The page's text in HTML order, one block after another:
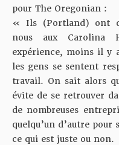
pour The Oregonian :
« Ils (Portland) ont
nous aux Carolina
expérience, moins il y
les gens se sentent
travail. On sait alors
évite de se retrouver
de nombreuses
quelqu’un d’autre
ce qui est juste ou non.